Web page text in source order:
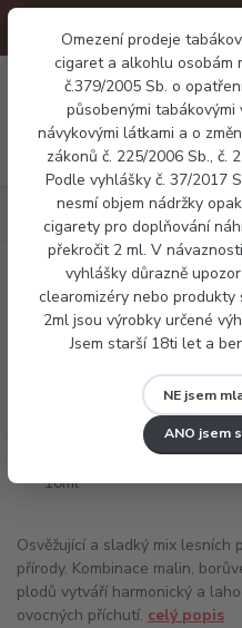
Omezení prodeje
cigaret a alkohlu osobám
č.379/2005 Sb. o
působenými tabákovými
návykovými látkami a o
zákonů č. 225/2006 Sb., č.
Podle vyhlášky č. 37/2017
nesmí objem nádržky
cigarety pro doplňování
překročit 2 ml. V
vyhlášky důrazně
clearomizéry nebo
2ml jsou výrobky určené
Jsem starší 18ti let a
NE jsem
ANO jsem
Frutie lesní plody
Frutie lesní plody
Osvěžující a sladký mix
přírody. Kombinace malin,
plodů vytváří harmonický a
ovocných příchutí. celý popis